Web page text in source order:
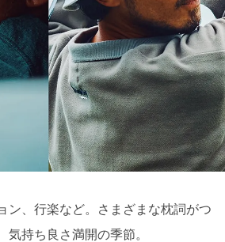
ン、行楽など。さまざまな枕詞がつ
気持ち良さ満開の季節。